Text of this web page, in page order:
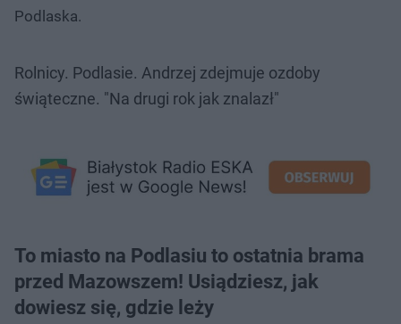
Podlaska.
Rolnicy. Podlasie. Andrzej zdejmuje ozdoby
świąteczne. "Na drugi rok jak znalazł"
To miasto na Podlasiu to ostatnia brama
przed Mazowszem! Usiądziesz, jak
dowiesz się, gdzie leży